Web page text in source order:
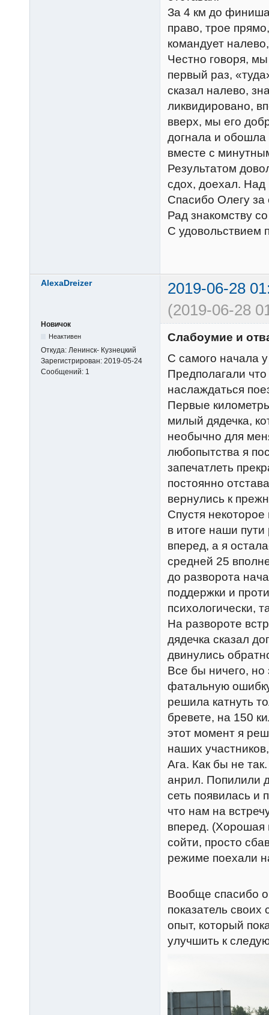
За 4 км до
право, трое
командует
Честно говоря,
первый раз,
сказал налево,
ликвидировано,
вверх, мы его
догнала и обошла
вместе с
Результатом
сдох, доехал. Над
Спасибо Олегу за
Рад знакомству
С удовольствием
AlexaDreizer
2019-06-28
(2019-06-28
Новичок
Неактивен
Откуда: Ленинск- Кузнецкий
Зарегистрирован: 2019-05-24
Сообщений: 1
Слабоумие и
С самого начала
Предполагали
наслаждаться
Первые
милый дядечка,
необычно для
любопытства я
запечатлеть
постоянно
вернулись к
Спустя
в итоге наши
вперед, а я
средней 25
до разворота
поддержки и
психологически,
На развороте
дядечка сказал
двинулись
Все бы ничего, но
фатальную
решила катнуть
бревете, на 150
этот момент я
наших
Ага. Как бы не
анрил. Попилили
сеть появилась и
что нам на
вперед. (Хорошая
сойти, просто
режиме поехали
Вообще спасибо
показатель
опыт, который
улучшить к